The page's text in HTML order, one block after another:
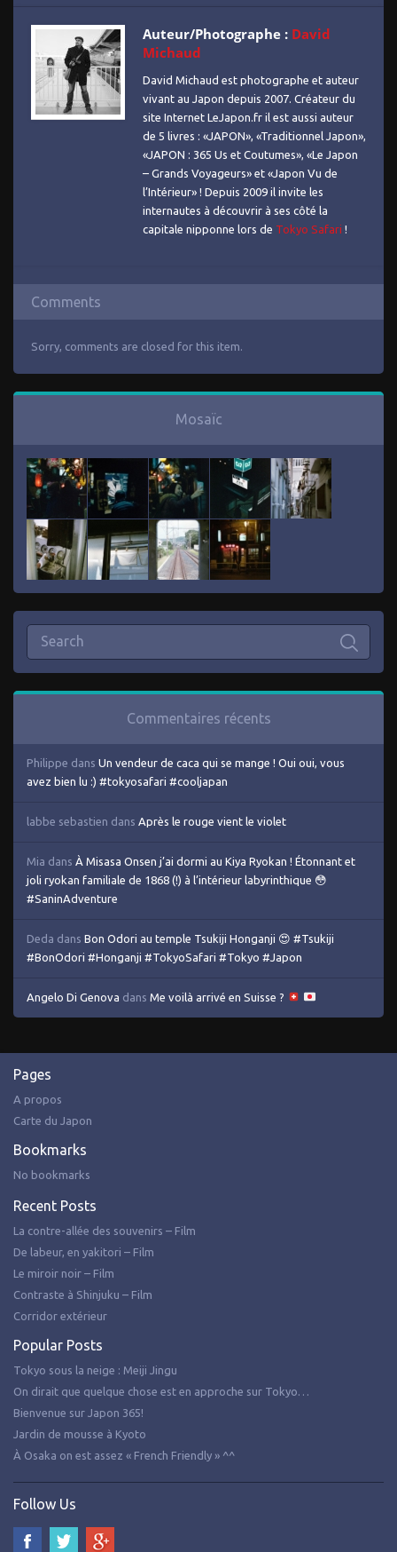
Auteur/Photographe : David
Michaud
David Michaud est photographe et auteur
vivant au Japon depuis 2007. Créateur du
site Internet LeJapon.fr il est aussi auteur
de 5 livres : «JAPON», «Traditionnel Japon»,
«JAPON : 365 Us et Coutumes», «Le Japon
– Grands Voyageurs» et «Japon Vu de
l’Intérieur» ! Depuis 2009 il invite les
internautes à découvrir à ses côté la
capitale nipponne lors de Tokyo Safari !
Comments
Sorry, comments are closed for this item.
Mosaïc
Commentaires récents
Philippe dans Un vendeur de caca qui se mange ! Oui oui, vous
avez bien lu :) #tokyosafari #cooljapan
labbe sebastien dans Après le rouge vient le violet
Mia dans À Misasa Onsen j’ai dormi au Kiya Ryokan ! Étonnant et
joli ryokan familiale de 1868 (!) à l’intérieur labyrinthique 😳
#SaninAdventure
Deda dans Bon Odori au temple Tsukiji Honganji 😍 #Tsukiji
#BonOdori #Honganji #TokyoSafari #Tokyo #Japon
Angelo Di Genova dans Me voilà arrivé en Suisse ?
Pages
A propos
Carte du Japon
Bookmarks
No bookmarks
Recent Posts
La contre-allée des souvenirs – Film
De labeur, en yakitori – Film
Le miroir noir – Film
Contraste à Shinjuku – Film
Corridor extérieur
Popular Posts
Tokyo sous la neige : Meiji Jingu
On dirait que quelque chose est en approche sur Tokyo…
Bienvenue sur Japon 365!
Jardin de mousse à Kyoto
À Osaka on est assez « French Friendly » ^^
Follow Us